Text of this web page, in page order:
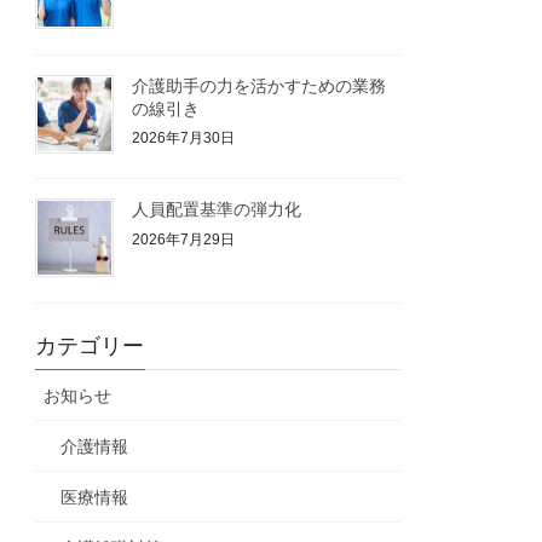
介護助手の力を活かすための業務
の線引き
2026年7月30日
人員配置基準の弾力化
2026年7月29日
カテゴリー
お知らせ
介護情報
医療情報